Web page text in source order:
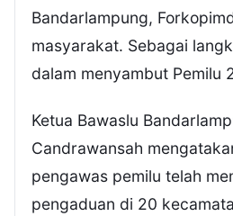
Bandarlampung,
masyarakat. Sebagai
dalam menyambut Pemilu
Ketua Bawaslu
Candrawansah
pengawas pemilu telah
pengaduan di 20